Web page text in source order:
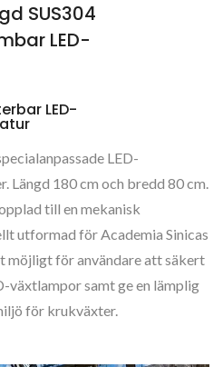
SUS304
LED-
LED-
LED-
Längd 180 cm och bredd 80 cm.
till en mekanisk
utformad för Academia Sinicas
möjligt för användare att säkert
samt ge en lämplig
för krukväxter.